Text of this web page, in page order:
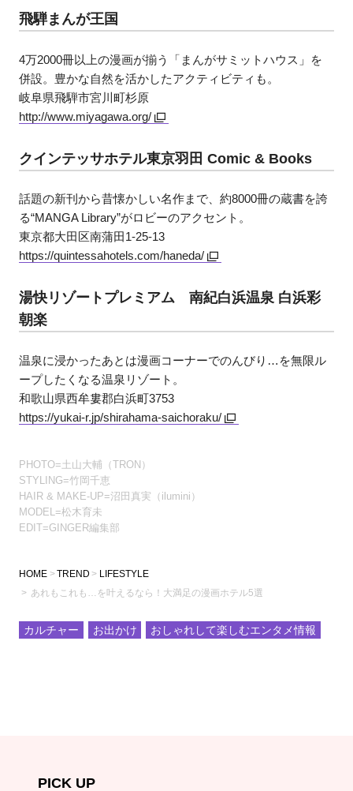
飛騨まんが王国
4万2000冊以上の漫画が揃う「まんがサミットハウス」を
併設。豊かな自然を活かしたアクティビティも。
岐阜県飛騨市宮川町杉原
http://www.miyagawa.org/
クインテッサホテル東京羽田 Comic & Books
話題の新刊から昔懐かしい名作まで、約8000冊の蔵書を誇
る“MANGA Library”がロビーのアクセント。
東京都大田区南蒲田1-25-13
https://quintessahotels.com/haneda/
湯快リゾートプレミアム 南紀白浜温泉 白浜彩
朝楽
温泉に浸かったあとは漫画コーナーでのんびり…を無限ル
ープしたくなる温泉リゾート。
和歌山県西牟婁郡白浜町3753
https://yukai-r.jp/shirahama-saichoraku/
PHOTO=土山大輔（TRON）
STYLING=竹岡千恵
HAIR & MAKE-UP=沼田真実（ilumini）
MODEL=松木育未
EDIT=GINGER編集部
HOME TREND
LIFESTYLE
あれもこれも…を叶えるなら！大満足の漫画ホテル5選
カルチャー お出かけ おしゃれして楽しむエンタメ情報
PICK UP